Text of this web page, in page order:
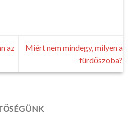
az
Miért nem mindegy, milyen a
fürdőszoba?